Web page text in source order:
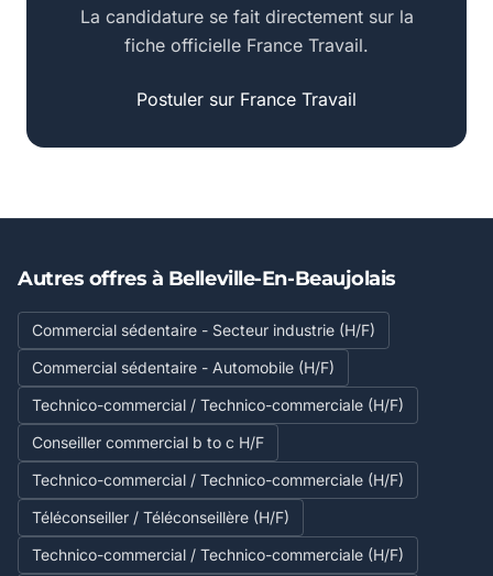
La candidature se fait directement sur la
fiche officielle France Travail.
Postuler sur France Travail
Autres offres à Belleville-En-Beaujolais
Commercial sédentaire - Secteur industrie (H/F)
Commercial sédentaire - Automobile (H/F)
Technico-commercial / Technico-commerciale (H/F)
Conseiller commercial b to c H/F
Technico-commercial / Technico-commerciale (H/F)
Téléconseiller / Téléconseillère (H/F)
Technico-commercial / Technico-commerciale (H/F)